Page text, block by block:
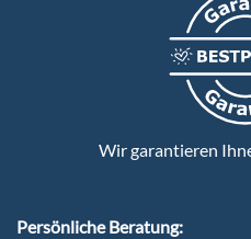
Wir garantieren
Persönliche Beratung: